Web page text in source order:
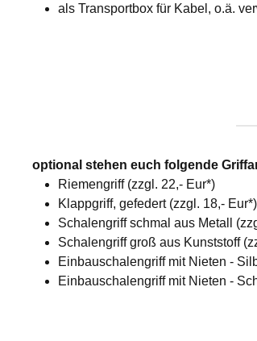
als Transportbox für Kabel, o.ä.
optional stehen euch folgende
Riemengriff (zzgl. 22,- Eur*)
Klappgriff, gefedert (zzgl. 18,- Eur*)
Schalengriff schmal aus Metall
Schalengriff groß aus Kunststoff
Einbauschalengriff mit Nieten -
Einbauschalengriff mit Nieten -